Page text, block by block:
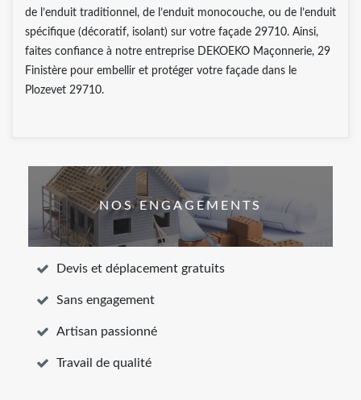
de l’enduit traditionnel, de l’enduit monocouche, ou de l’enduit
spécifique (décoratif, isolant) sur votre façade 29710. Ainsi,
faites confiance à notre entreprise DEKOEKO Maçonnerie, 29
Finistère pour embellir et protéger votre façade dans le
Plozevet 29710.
NOS ENGAGEMENTS
Devis et déplacement gratuits
Sans engagement
Artisan passionné
Travail de qualité